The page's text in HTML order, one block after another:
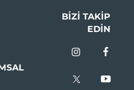
BIZI TAKIP
EDIN